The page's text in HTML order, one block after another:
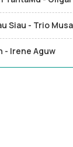
Siau - Trio
- Irene Aguw